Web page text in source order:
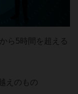
ら5時間を超える
えのもの